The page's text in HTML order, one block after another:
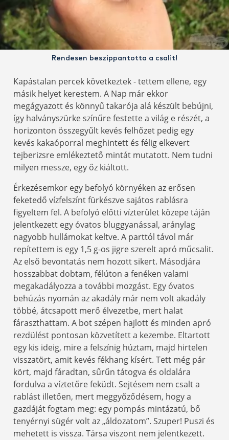
Rendesen beszippantotta a csalit!
Kapástalan percek következtek - tettem ellene, egy
másik helyet kerestem. A Nap már ekkor
megágyazott és könnyű takarója alá készült bebújni,
így halványszürke színűre festette a világ e részét, a
horizonton összegyűlt kevés felhőzet pedig egy
kevés kakaóporral meghintett és félig elkevert
tejberizsre emlékeztető mintát mutatott. Nem tudni
milyen messze, egy őz kiáltott.
Érkezésemkor egy befolyó környéken az erősen
feketedő vízfelszínt fürkészve sajátos rablásra
figyeltem fel. A befolyó előtti vízterület közepe táján
jelentkezett egy óvatos bluggyanással, aránylag
nagyobb hullámokat keltve. A parttól távol már
repítettem is egy 1,5 g-os jigre szerelt apró műcsalit.
Az első bevontatás nem hozott sikert. Másodjára
hosszabbat dobtam, félúton a fenéken valami
megakadályozza a további mozgást. Egy óvatos
behúzás nyomán az akadály már nem volt akadály
többé, átcsapott merő élvezetbe, mert halat
fáraszthattam. A bot szépen hajlott és minden apró
rezdülést pontosan közvetített a kezembe. Eltartott
egy kis ideig, mire a felszínig húztam, majd hirtelen
visszatört, amit kevés fékhang kísért. Tett még pár
kört, majd fáradtan, sűrűn tátogva és oldalára
fordulva a víztetőre feküdt. Sejtésem nem csalt a
rablást illetően, mert meggyőződésem, hogy a
gazdáját fogtam meg: egy pompás mintázatú, bő
tenyérnyi sügér volt az „áldozatom”. Szuper! Puszi és
mehetett is vissza. Társa viszont nem jelentkezett.